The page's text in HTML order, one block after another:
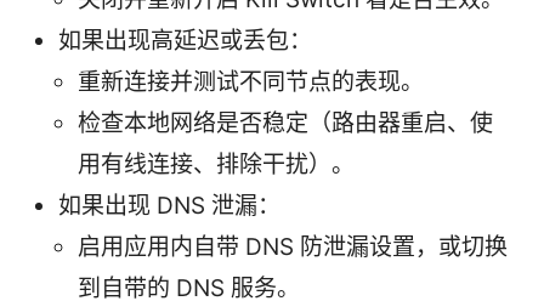
如果出现高延迟或丢包：
重新连接并测试不同节点的表现。
检查本地网络是否稳定（路由器重启、使
用有线连接、排除干扰）。
如果出现 DNS 泄漏：
启用应用内自带 DNS 防泄漏设置，或切换
到自带的 DNS 服务。